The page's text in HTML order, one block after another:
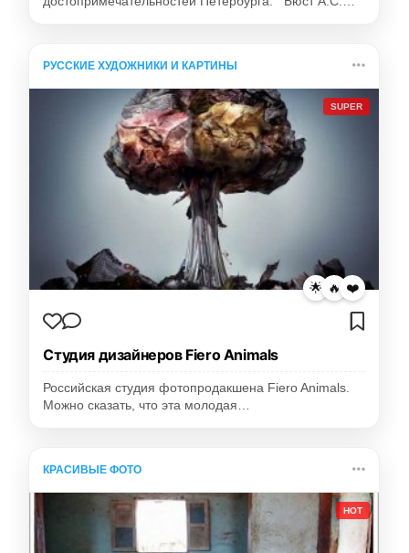
РУССКИЕ ХУДОЖНИКИ И КАРТИНЫ
SUPER
🌟 🔥 ❤️
Студия дизайнеров Fiero Animals
Российская студия фотопродакшена Fiero Animals.
Можно сказать, что эта молодая…
КРАСИВЫЕ ФОТО
HOT